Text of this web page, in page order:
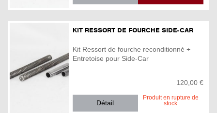
KIT RESSORT DE FOURCHE SIDE-CAR
Kit Ressort de fourche reconditionné +
Entretoise pour Side-Car
120,00 €
Produit en rupture de
stock
Détail